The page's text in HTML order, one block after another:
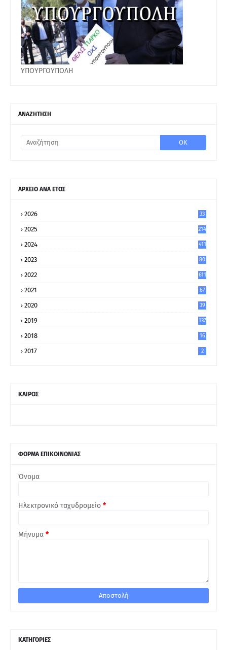
ΥΠΟΥΡΓΟΥΠΟΛΗ
ΑΝΑΖΗΤΗΣΗ
ΑΡΧΕΙΟ ΑΝΑ ΕΤΟΣ
2026 33
2025 214
2024 411
2023
80
2022 611
2021
67
2020
39
2019 137
2018 16
2017 2
ΚΑΙΡΟΣ
ΦΟΡΜΑ ΕΠΙΚΟΙΝΩΝΙΑΣ
Όνομα
Ηλεκτρονικό ταχυδρομείο *
Μήνυμα *
ΚΑΤΗΓΟΡΙΕΣ